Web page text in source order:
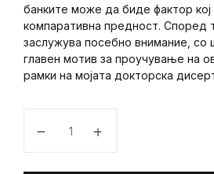
банките може да биде фактор кој
компаративна предност. Според
заслужува посебно внимание, со
главен мотив за проучување на
рамки на мојата докторска